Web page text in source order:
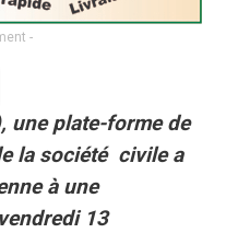
-
une plate-forme de
la société civile a
à une
13